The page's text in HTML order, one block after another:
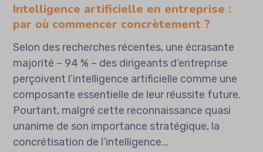
Intelligence artificielle en entreprise :
par où commencer concrètement ?
Selon des recherches récentes, une écrasante
majorité – 94 % – des dirigeants d’entreprise
perçoivent l’intelligence artificielle comme une
composante essentielle de leur réussite future.
Pourtant, malgré cette reconnaissance quasi
unanime de son importance stratégique, la
concrétisation de l’intelligence...